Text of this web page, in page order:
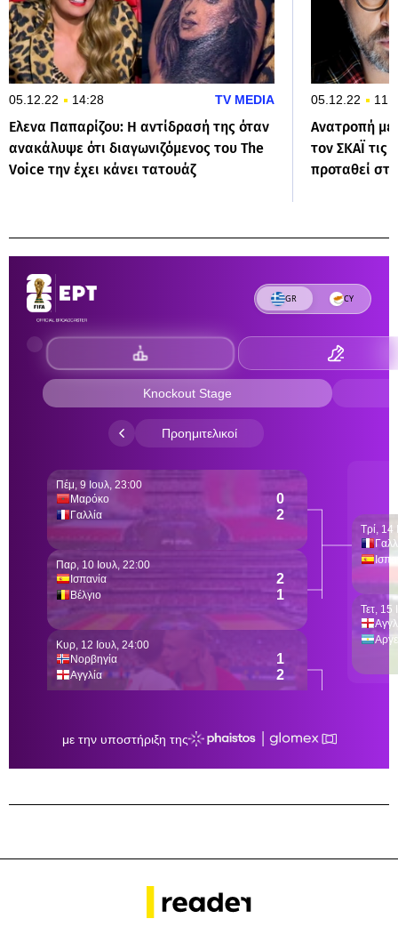
05.12.22 14:28 TV MEDIA
Ελενα Παπαρίζου: Η αντίδρασή της όταν
ανακάλυψε ότι διαγωνιζόμενος του The
Voice την έχει κάνει τατουάζ
05.12.22
Ανατροπή με
τον ΣΚΑΪ τις
προταθεί